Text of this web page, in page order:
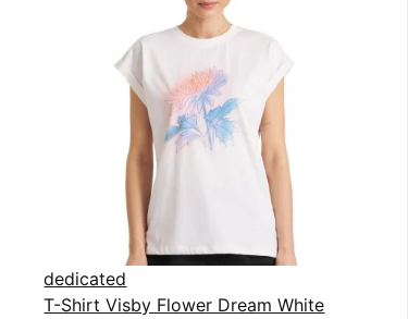
dedicated
T-Shirt Visby Flower Dream White